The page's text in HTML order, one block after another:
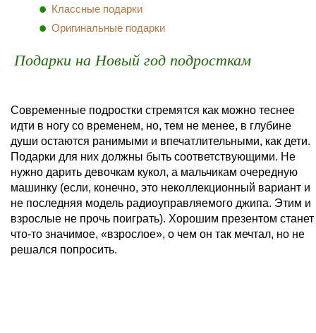
Классные подарки
Оригинальные подарки
Подарки на Новый год подросткам
Современные подростки стремятся как можно теснее
идти в ногу со временем, но, тем не менее, в глубине
души остаются ранимыми и впечатлительными, как дети.
Подарки для них должны быть соответствующими. Не
нужно дарить девочкам кукол, а мальчикам очередную
машинку (если, конечно, это неколлекционный вариант и
не последняя модель радиоуправляемого джипа. Этим и
взрослые не прочь поиграть). Хорошим презентом станет
что-то значимое, «взрослое», о чем он так мечтал, но не
решался попросить.